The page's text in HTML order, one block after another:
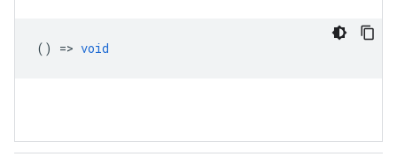
() => void